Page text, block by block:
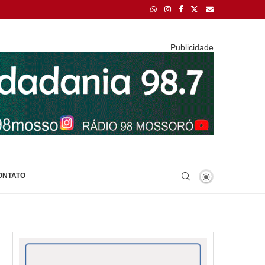
Publicidade